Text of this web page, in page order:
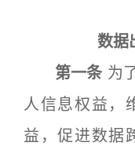
数据
第一条 为
人信息权益，
益，促进数据